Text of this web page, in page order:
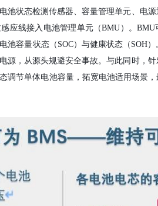
池状态检测传感器、容量管理单元、电
应线接入电池管理单元（BMU）。
池容量状态（SOC）与健康状态（SOH
源，从源头规避安全事故。与此同时，
调节单体电池容量，拓宽电池适用场景